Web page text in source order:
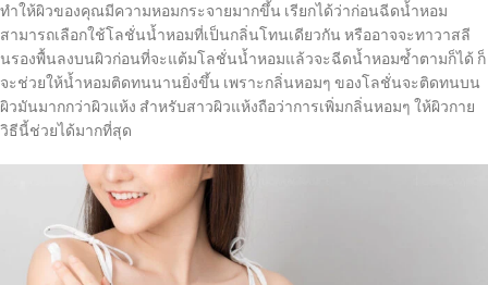
ทำให้ผิวของคุณมีความหอมกระจายมากขึ้น เรียกได้ว่าก่อนฉีดน้ำหอม
สามารถเลือกใช้โลชั่นน้ำหอมที่เป็นกลิ่นโทนเดียวกัน หรืออาจจะทาวาสลี
นรองพื้นลงบนผิวก่อนที่จะแต้มโลชั่นน้ำหอมแล้วจะฉีดน้ำหอมซ้ำตามก็ได้ ก็
จะช่วยให้น้ำหอมติดทนนานยิ่งขึ้น เพราะกลิ่นหอมๆ ของโลชั่นจะติดทนบน
ผิวมันมากกว่าผิวแห้ง สำหรับสาวผิวแห้งถือว่าการเพิ่มกลิ่นหอมๆ ให้ผิวกาย
วิธีนี้ช่วยได้มากที่สุด